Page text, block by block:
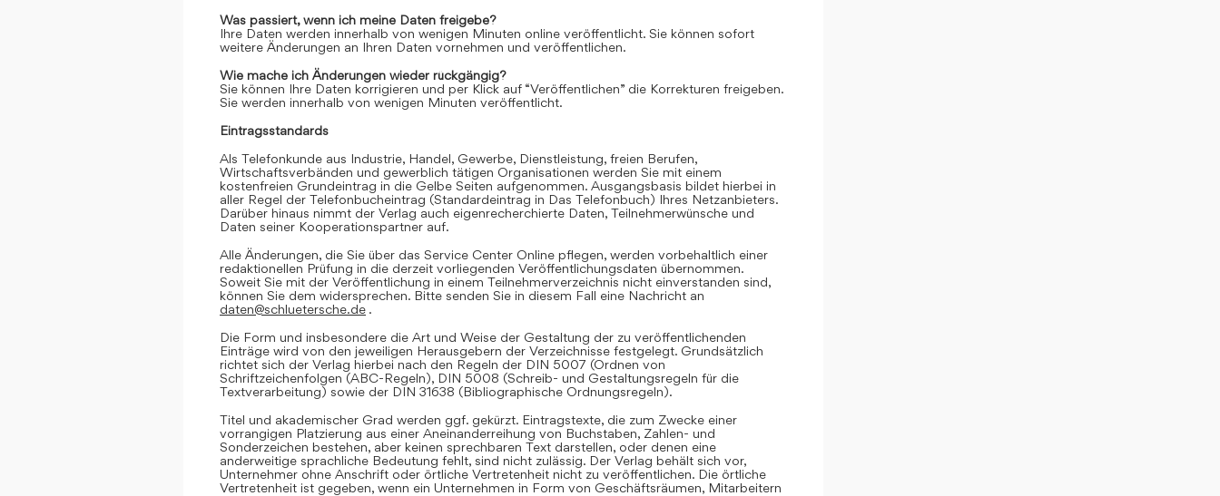
Was passiert, wenn ich meine Daten freigebe?
Ihre Daten werden innerhalb von wenigen Minuten online veröffentlicht. Sie können sofort
weitere Änderungen an Ihren Daten vornehmen und veröffentlichen.
Wie mache ich Änderungen wieder rückgängig?
Sie können Ihre Daten korrigieren und per Klick auf “Veröffentlichen” die Korrekturen freigeben.
Sie werden innerhalb von wenigen Minuten veröffentlicht.
Eintragsstandards
Als Telefonkunde aus Industrie, Handel, Gewerbe, Dienstleistung, freien Berufen,
Wirtschaftsverbänden und gewerblich tätigen Organisationen werden Sie mit einem
kostenfreien Grundeintrag in die Gelbe Seiten aufgenommen. Ausgangsbasis bildet hierbei in
aller Regel der Telefonbucheintrag (Standardeintrag in Das Telefonbuch) Ihres Netzanbieters.
Darüber hinaus nimmt der Verlag auch eigenrecherchierte Daten, Teilnehmerwünsche und
Daten seiner Kooperationspartner auf.
Alle Änderungen, die Sie über das Service Center Online pflegen, werden vorbehaltlich einer
redaktionellen Prüfung in die derzeit vorliegenden Veröffentlichungsdaten übernommen.
Soweit Sie mit der Veröffentlichung in einem Teilnehmerverzeichnis nicht einverstanden sind,
können Sie dem widersprechen. Bitte senden Sie in diesem Fall eine Nachricht an
daten@schluetersche.de .
Die Form und insbesondere die Art und Weise der Gestaltung der zu veröffentlichenden
Einträge wird von den jeweiligen Herausgebern der Verzeichnisse festgelegt. Grundsätzlich
richtet sich der Verlag hierbei nach den Regeln der DIN 5007 (Ordnen von
Schriftzeichenfolgen (ABC-Regeln), DIN 5008 (Schreib- und Gestaltungsregeln für die
Textverarbeitung) sowie der DIN 31638 (Bibliographische Ordnungsregeln).
Titel und akademischer Grad werden ggf. gekürzt. Eintragstexte, die zum Zwecke einer
vorrangigen Platzierung aus einer Aneinanderreihung von Buchstaben, Zahlen- und
Sonderzeichen bestehen, aber keinen sprechbaren Text darstellen, oder denen eine
anderweitige sprachliche Bedeutung fehlt, sind nicht zulässig. Der Verlag behält sich vor,
Unternehmer ohne Anschrift oder örtliche Vertretenheit nicht zu veröffentlichen. Die örtliche
Vertretenheit ist gegeben, wenn ein Unternehmen in Form von Geschäftsräumen, Mitarbeitern